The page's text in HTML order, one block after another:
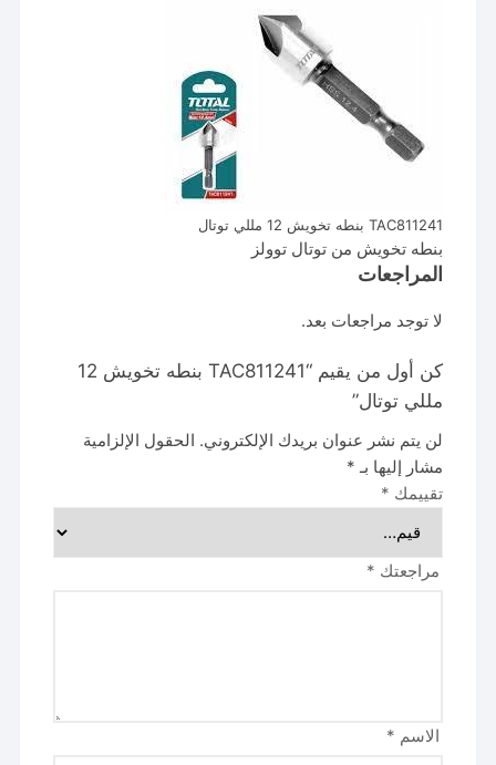
TAC811241 بنطه تخويش 12 مللي توتال
بنطه تخويش من توتال توولز
المراجعات
لا توجد مراجعات بعد.
كن أول من يقيم “TAC811241 بنطه تخويش 12
مللي توتال”
لن يتم نشر عنوان بريدك الإلكتروني. الحقول الإلزامية
مشار إليها بـ *
تقييمك *
مراجعتك *
الاسم *